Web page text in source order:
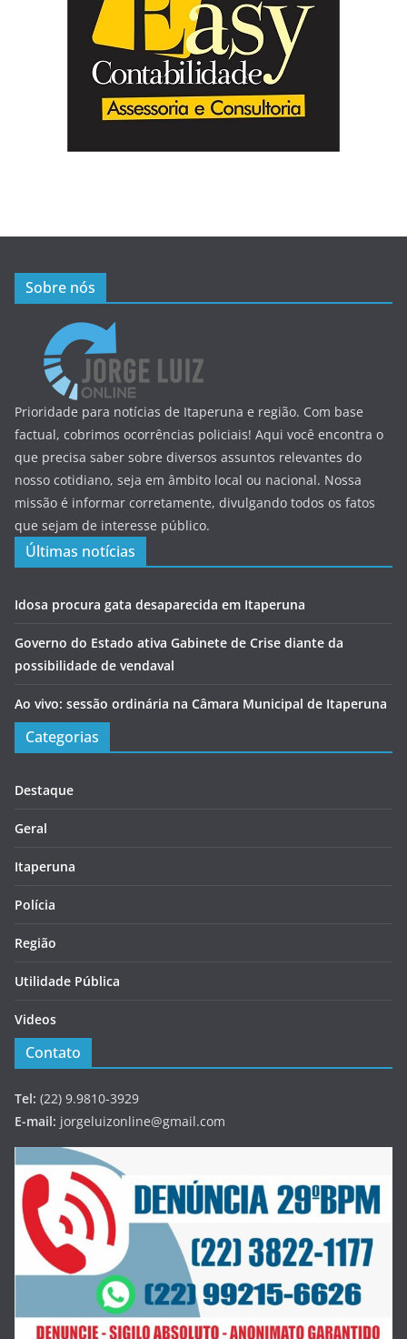
Sobre nós
Prioridade para notícias de Itaperuna e região. Com base
factual, cobrimos ocorrências policiais! Aqui você encontra o
que precisa saber sobre diversos assuntos relevantes do
nosso cotidiano, seja em âmbito local ou nacional. Nossa
missão é informar corretamente, divulgando todos os fatos
que sejam de interesse público.
Últimas notícias
Idosa procura gata desaparecida em Itaperuna
Governo do Estado ativa Gabinete de Crise diante da
possibilidade de vendaval
Ao vivo: sessão ordinária na Câmara Municipal de Itaperuna
Categorias
Destaque
Geral
Itaperuna
Polícia
Região
Utilidade Pública
Videos
Contato
Tel: (22) 9.9810-3929
E-mail: jorgeluizonline@gmail.com